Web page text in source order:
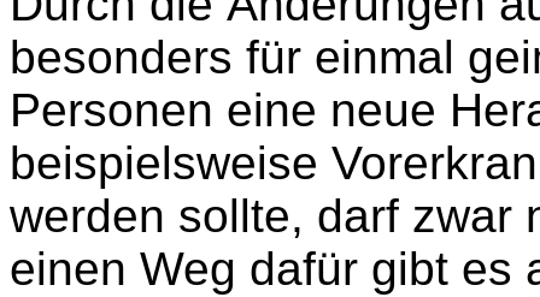
besonders für einmal
Personen eine neue
beispielsweise
werden sollte, darf zwar
einen Weg dafür gibt es